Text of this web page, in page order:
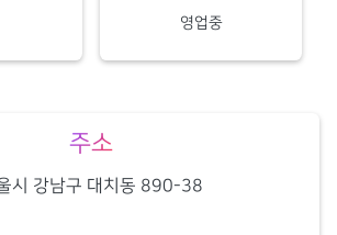
영업중
주소
시 강남구 대치동 890-38